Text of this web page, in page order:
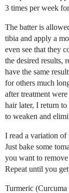
3 times per week
The batter is
tibia and apply a
even see that they
the desired results,
have the same
for others much
after treatment
hair later, I return to
to weaken and
I read a variation of
Just bake some
you want to
Repeat until you
Turmeric